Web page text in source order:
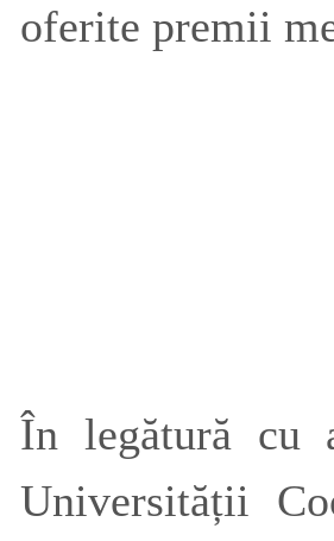
oferite premii
În legătură cu
Universității